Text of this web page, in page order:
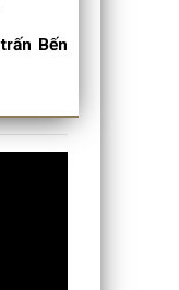
Bến